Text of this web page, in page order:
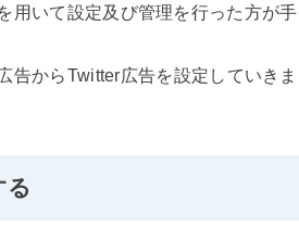
用いて設定及び管理を行った方が手
告からTwitter広告を設定していきま